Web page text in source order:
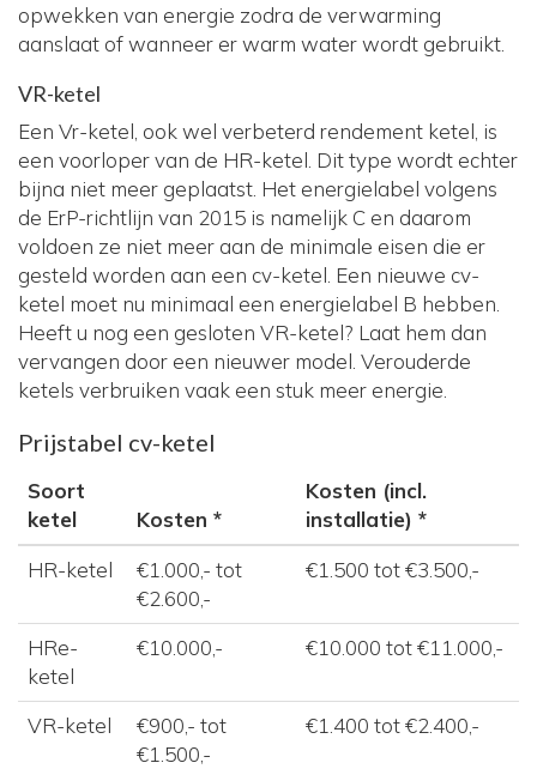
opwekken van energie zodra de verwarming
aanslaat of wanneer er warm water wordt gebruikt.
VR-ketel
Een Vr-ketel, ook wel verbeterd rendement ketel, is
een voorloper van de HR-ketel. Dit type wordt echter
bijna niet meer geplaatst. Het energielabel volgens
de ErP-richtlijn van 2015 is namelijk C en daarom
voldoen ze niet meer aan de minimale eisen die er
gesteld worden aan een cv-ketel. Een nieuwe cv-
ketel moet nu minimaal een energielabel B hebben.
Heeft u nog een gesloten VR-ketel? Laat hem dan
vervangen door een nieuwer model. Verouderde
ketels verbruiken vaak een stuk meer energie.
Prijstabel cv-ketel
Soort
ketel
Kosten *
Kosten (incl.
installatie) *
HR-ketel
€1.000,- tot
€2.600,-
€1.500 tot €3.500,-
HRe-
ketel
€10.000,- €10.000 tot €11.000,-
VR-ketel
€900,- tot
€1.500,-
€1.400 tot €2.400,-